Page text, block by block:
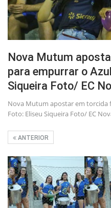
Nova Mutum
para empurrar o
Siqueira Foto/ EC
Nova Mutum apostar em torcida
Foto: Eliseu Siqueira Foto/ EC
ANTERIOR